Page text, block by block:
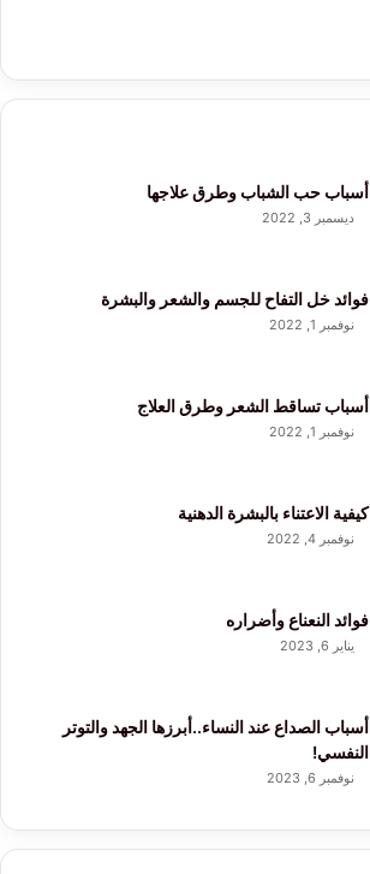
أسباب حب الشباب وطرق علاجها
ديسمبر 3, 2022
فوائد خل التفاح للجسم والشعر والبشرة
نوفمبر 1, 2022
أسباب تساقط الشعر وطرق العلاج
نوفمبر 1, 2022
كيفية الاعتناء بالبشرة الدهنية
نوفمبر 4, 2022
فوائد النعناع وأضراره
يناير 6, 2023
أسباب الصداع عند النساء..أبرزها الجهد والتوتر
النفسي!
نوفمبر 6, 2023